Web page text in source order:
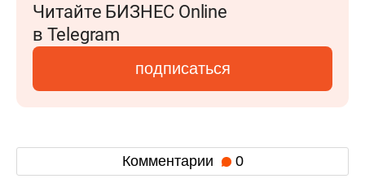
Читайте БИЗНЕС Online
в Telegram
подписаться
Комментарии 0